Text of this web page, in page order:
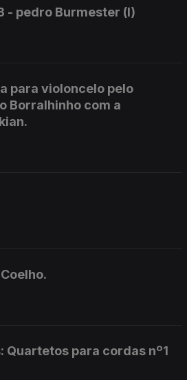
- pedro Burmester (I)
para violoncelo pelo
Borralhinho com a
Quartetos para cordas nº1